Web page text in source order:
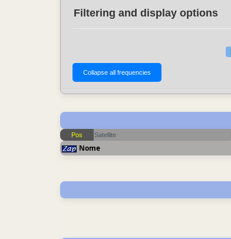
Filtering and display options
Pos Satellite
Nome